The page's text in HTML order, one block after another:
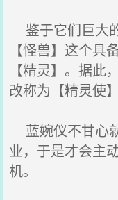
鉴于它们巨大
【怪兽】这个具
【精灵】。据此
改称为【精灵使
蓝婉仪不甘心
业，于是才会主
机。